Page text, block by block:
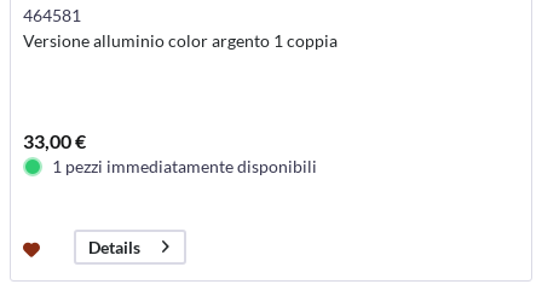
464581
Versione alluminio color argento 1 coppia
33,00 €
1 pezzi immediatamente disponibili
Details